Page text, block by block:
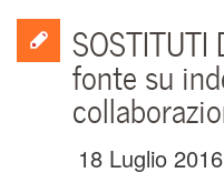
fonte su
18 Luglio 2016